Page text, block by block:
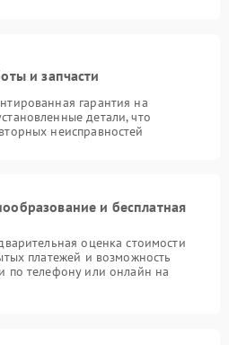
и запчасти
гарантия на
детали, что
неисправностей
и бесплатная
оценка стоимости
платежей и возможность
по телефону или онлайн на